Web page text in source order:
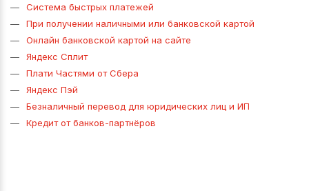
Система быстрых платежей
При получении наличными или банковской картой
Онлайн банковской картой на сайте
Яндекс Сплит
Плати Частями от Сбера
Яндекс Пэй
Безналичный перевод для юридических лиц и ИП
Кредит от банков-партнёров